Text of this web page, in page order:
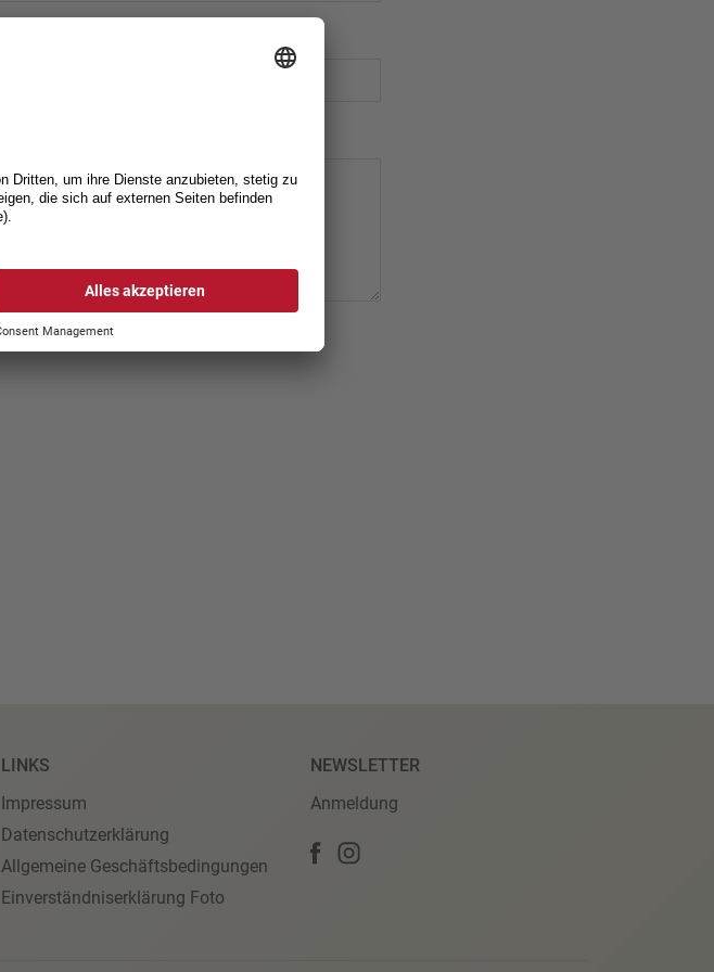
LINKS
Impressum
Datenschutzerklärung
Allgemeine Geschäftsbedingungen
Einverständniserklärung Foto
NEWSLETTER
Anmeldung